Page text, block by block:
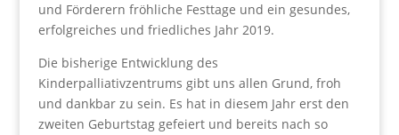
und Förderern fröhliche Festtage und ein gesundes,
erfolgreiches und friedliches Jahr 2019.
Die bisherige Entwicklung des
Kinderpalliativzentrums gibt uns allen Grund, froh
und dankbar zu sein. Es hat in diesem Jahr erst den
zweiten Geburtstag gefeiert und bereits nach so